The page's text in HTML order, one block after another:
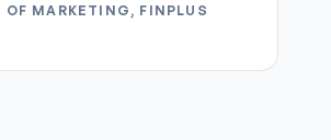
OF MARKETING, FINPLUS